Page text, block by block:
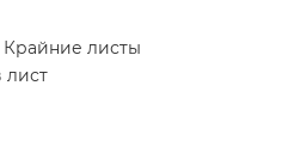
Крайние листы
лист